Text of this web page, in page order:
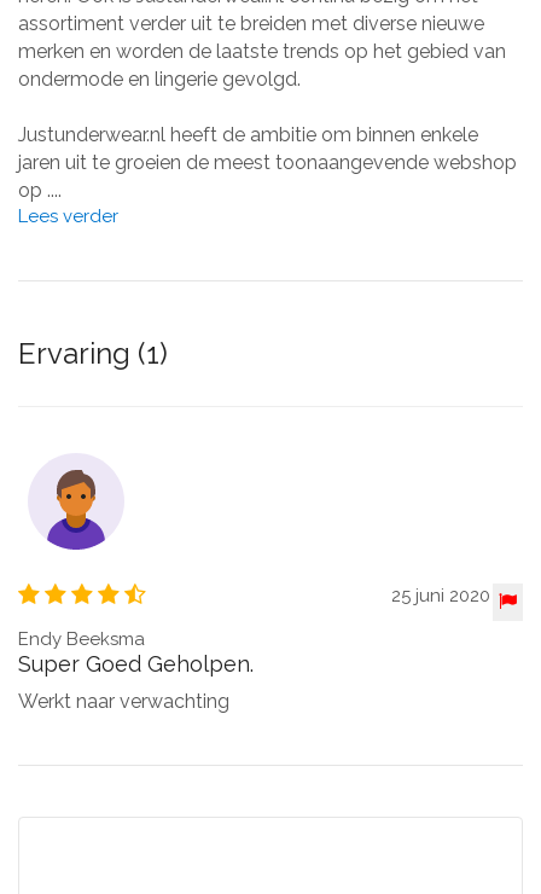
assortiment verder uit te breiden met diverse nieuwe
merken en worden de laatste trends op het gebied van
ondermode en lingerie gevolgd.
Justunderwear.nl heeft de ambitie om binnen enkele
jaren uit te groeien de meest toonaangevende webshop
op ....
Lees verder
Ervaring (1)
25 juni 2020
Endy Beeksma
Super Goed Geholpen.
Werkt naar verwachting